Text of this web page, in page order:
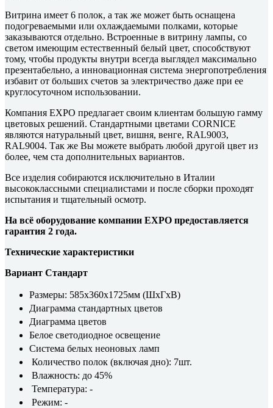
Витрина имеет 6 полок, а так же может быть оснащена
подогреваемыми или охлаждаемыми полками, которые
заказываются отдельно. Встроенные в витрину лампы, со
светом имеющим естественный белый цвет, способствуют
тому, чтобы продукты внутри всегда выглядел максимально
презентабельно, а инновационная система энергопотребления
избавит от больших счетов за электричество даже при ее
круглосуточном использовании.
Компания EXPO предлагает своим клиентам большую гамму
цветовых решений. Стандартными цветами CORNICE
являются натуральный цвет, вишня, венге, RAL9003,
RAL9004. Так же Вы можете выбрать любой другой цвет из
более, чем ста дополнительных вариантов.
Все изделия собираются исключительно в Италии
высококлассными специалистами и после сборки проходят
испытания и тщательный осмотр.
На всё оборудование компании EXPO предоставляется
гарантия 2 года.
Технические характеристики
Вариант Стандарт
Размеры: 585x360x1725мм (ШхГхВ)
Диаграмма стандартных цветов
Диаграмма цветов
Белое светодиодное освещение
Система белых неоновых ламп
Количество полок (включая дно): 7шт.
Влажность: до 45%
Температура: -
Режим: -